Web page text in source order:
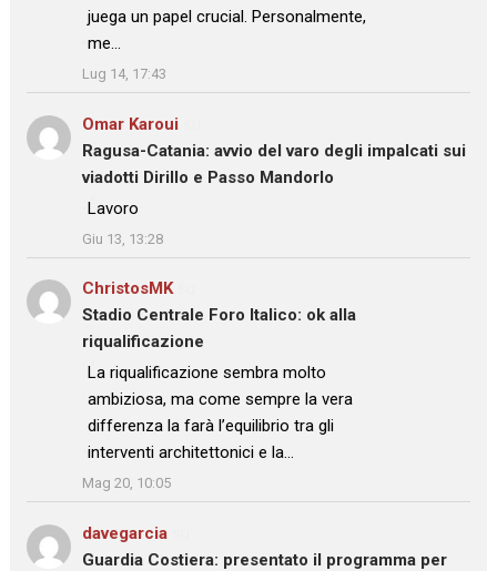
juega un papel crucial. Personalmente,
me…
”
Lug 14, 17:43
Omar Karoui
Ragusa-Catania: avvio del varo degli impalcati sui
viadotti Dirillo e Passo Mandorlo
: “Lavoro
”
Giu 13, 13:28
ChristosMKsu
Stadio Centrale Foro Italico: ok alla
riqualificazione
: “La riqualificazione sembra molto
ambiziosa, ma come sempre la vera
differenza la farà l’equilibrio tra gli
interventi architettonici e la…
”
Mag 20, 10:05
davegarcia
Guardia Costiera: presentato il programma per